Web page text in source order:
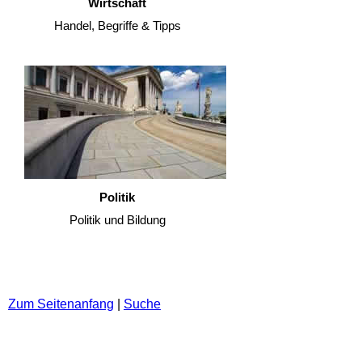
Wirtschaft
Handel, Begriffe & Tipps
Politik
Politik und Bildung
Zum Seitenanfang Suche